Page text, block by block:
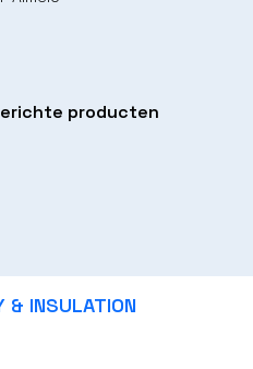
producten
& INSULATION